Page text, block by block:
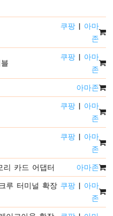
쿠팡 | 아마
존
쿠팡 | 아마
존
아마존
쿠팡 | 아마
존
쿠팡 | 아마
존
카드 어댑터 아마존
루 터미널 확장 쿠팡 | 아마
존